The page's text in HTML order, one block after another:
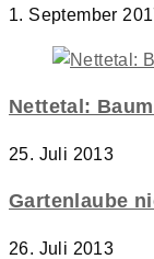
1. September
Nettetal:
25. Juli 2013
Gartenlaube
26. Juli 2013